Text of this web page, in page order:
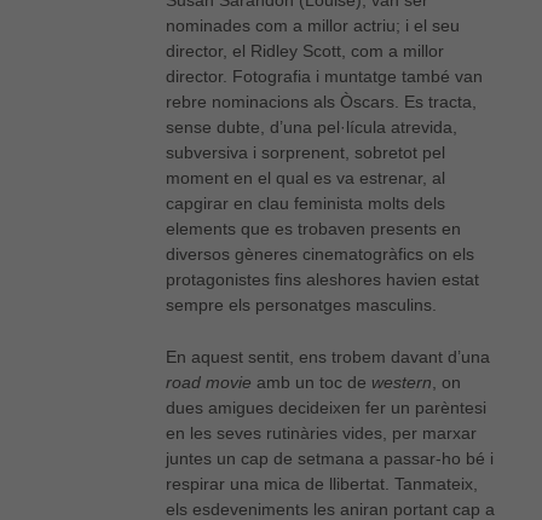
nominades com a millor actriu; i el seu
director, el Ridley Scott, com a millor
director. Fotografia i muntatge també van
rebre nominacions als Òscars. Es tracta,
sense dubte, d’una pel·lícula atrevida,
subversiva i sorprenent, sobretot pel
moment en el qual es va estrenar, al
capgirar en clau feminista molts dels
elements que es trobaven presents en
diversos gèneres cinematogràfics on els
protagonistes fins aleshores havien estat
sempre els personatges masculins.
En aquest sentit, ens trobem davant d’una
road movie amb un toc de western , on
dues amigues decideixen fer un parèntesi
en les seves rutinàries vides, per marxar
juntes un cap de setmana a passar-ho bé i
respirar una mica de llibertat. Tanmateix,
els esdeveniments les aniran portant cap a